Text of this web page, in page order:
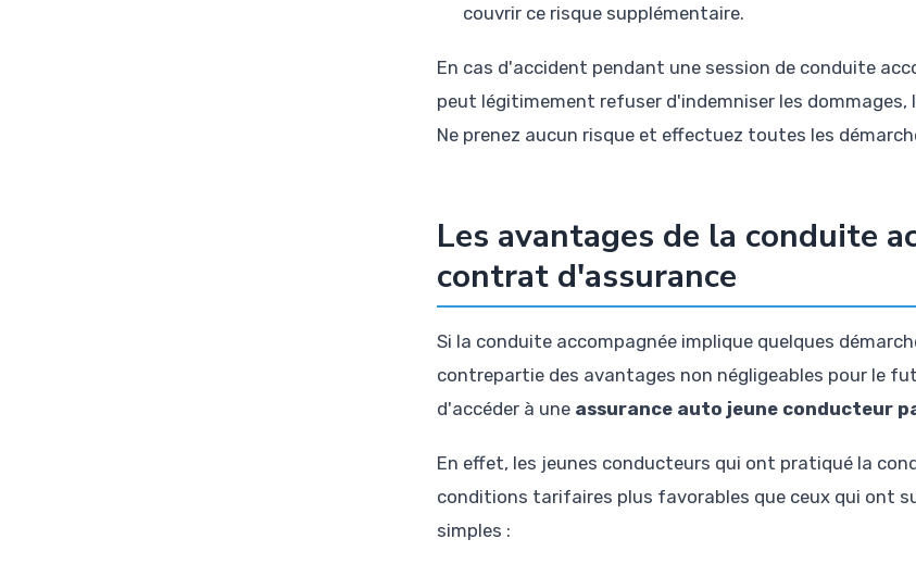
couvrir ce risque supplémentaire.
En cas d'accident pendant une session de conduite
peut légitimement refuser d'indemniser les
Ne prenez aucun risque et effectuez toutes les
Les avantages de la conduite
contrat d'assurance
Si la conduite accompagnée implique quelques
contrepartie des avantages non négligeables pour le
d'accéder à une assurance auto jeune conducteur
En effet, les jeunes conducteurs qui ont pratiqué la
conditions tarifaires plus favorables que ceux qui ont
simples :